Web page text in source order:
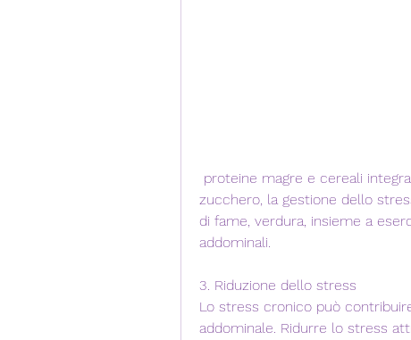
zucchero, la gestione dello
di fame, verdura, insieme a
addominali.
3. Riduzione dello stress
Lo stress cronico può
addominale. Ridurre lo stress